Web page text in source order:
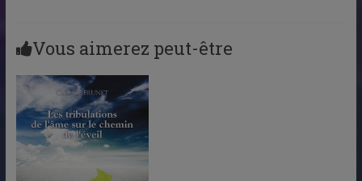
Vous aimerez peut-être